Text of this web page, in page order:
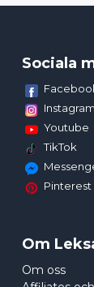
Sociala
Instagram
Youtube
TikTok
Pinterest
Om
Om oss